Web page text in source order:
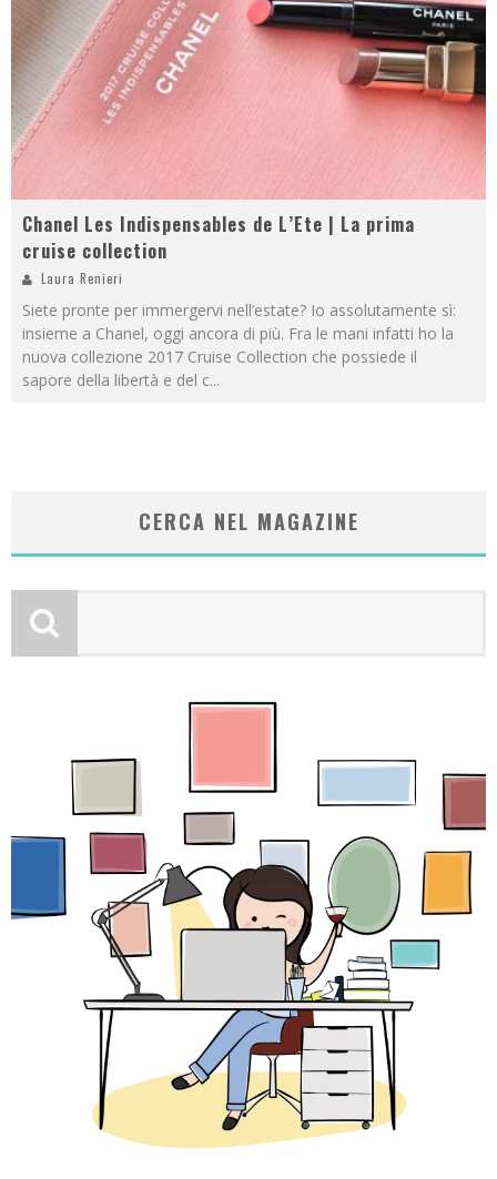
Chanel Les Indispensables de L’Ete | La prima
cruise collection
Laura Renieri
Siete pronte per immergervi nell’estate? Io assolutamente sì:
insieme a Chanel, oggi ancora di più. Fra le mani infatti ho la
nuova collezione 2017 Cruise Collection che possiede il
sapore della libertà e del c...
CERCA NEL MAGAZINE